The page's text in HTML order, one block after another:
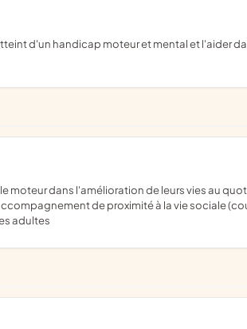
de proximité à la vie sociale
adultes